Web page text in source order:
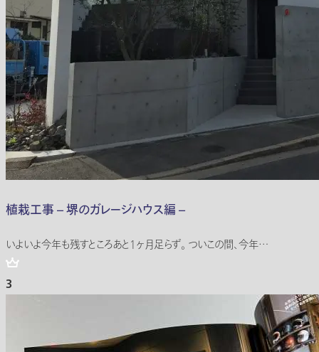
植栽工事 – 堺のガレージハウス編 –
いよいよ今年も残すところあと1ヶ月足らず。 ついこの間、今年…
3